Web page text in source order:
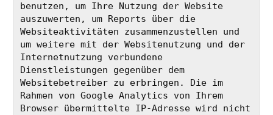
benutzen, um Ihre Nutzung der Website
auszuwerten, um Reports über die
Websiteaktivitäten zusammenzustellen und
um weitere mit der Websitenutzung und der
Internetnutzung verbundene
Dienstleistungen gegenüber dem
Websitebetreiber zu erbringen. Die im
Rahmen von Google Analytics von Ihrem
Browser übermittelte IP-Adresse wird nicht